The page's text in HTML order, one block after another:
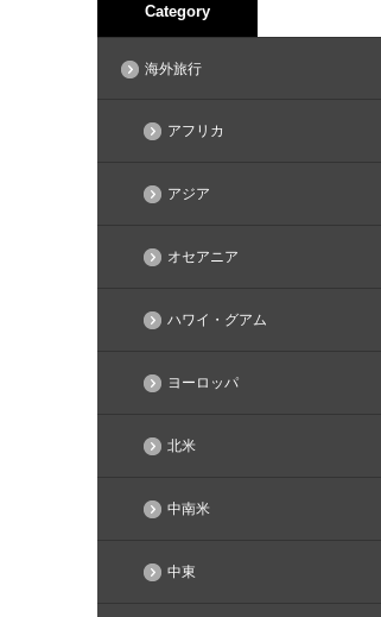
Category
海外旅行
アフリカ
アジア
オセアニア
ハワイ・グアム
ヨーロッパ
北米
中南米
中東